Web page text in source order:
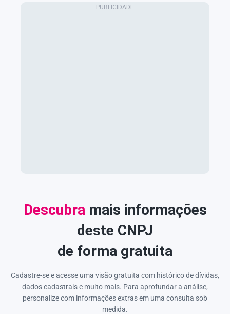
Descubramais informações
deste CNPJ
de forma gratuita
Cadastre-se e acesse uma visão gratuita com histórico de dívidas,
dados cadastrais e muito mais. Para aprofundar a análise,
personalize com informações extras em uma consulta sob
medida.